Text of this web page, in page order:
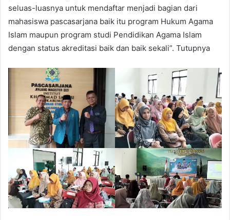
seluas-luasnya untuk mendaftar menjadi bagian dari
mahasiswa pascasarjana baik itu program Hukum Agama
Islam maupun program studi Pendidikan Agama Islam
dengan status akreditasi baik dan baik sekali”. Tutupnya